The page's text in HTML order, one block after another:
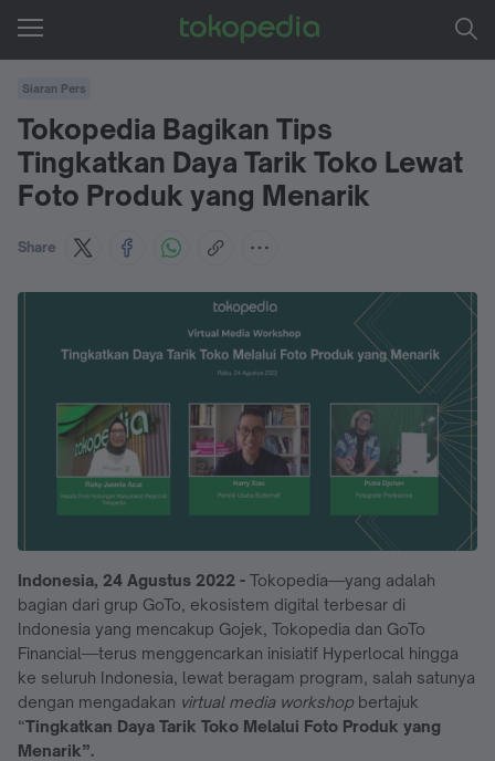
Siaran Pers
Tokopedia Bagikan Tips
Tingkatkan Daya Tarik Toko Lewat
Foto Produk yang Menarik
Share
Indonesia, 24 Agustus 2022 - Tokopedia—yang adalah
bagian dari grup GoTo, ekosistem digital terbesar di
Indonesia yang mencakup Gojek, Tokopedia dan GoTo
Financial—terus menggencarkan inisiatif Hyperlocal hingga
ke seluruh Indonesia, lewat beragam program, salah satunya
dengan mengadakan virtual media workshop bertajuk
“Tingkatkan Daya Tarik Toko Melalui Foto Produk yang
Menarik”.